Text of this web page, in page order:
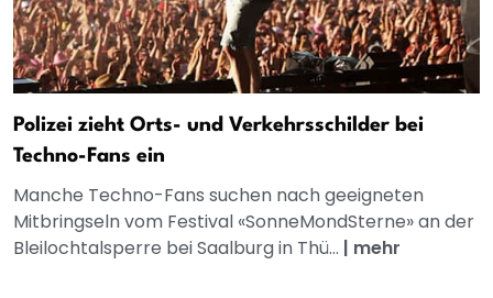
Polizei zieht Orts- und Verkehrsschilder bei
Techno-Fans ein
Manche Techno-Fans suchen nach geeigneten
Mitbringseln vom Festival «SonneMondSterne» an der
Bleilochtalsperre bei Saalburg in Thü... | mehr